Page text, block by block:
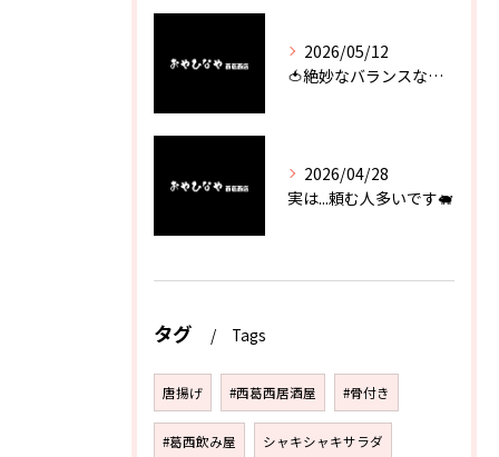
2026/05/12
🍅絶妙なバランスなのに最高な一品🥗
2026/04/28
実は...頼む人多いです🐖
タグ Tags
唐揚げ #西葛西居酒屋 #骨付き
#葛西飲み屋 シャキシャキサラダ